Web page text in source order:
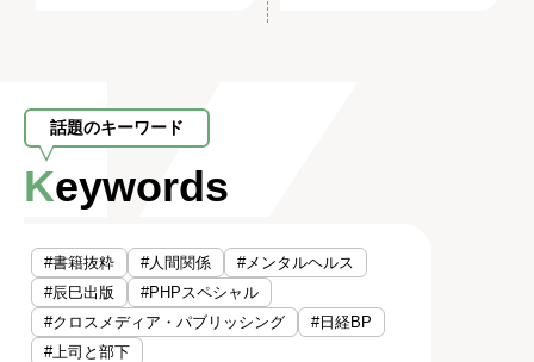
話題のキーワード
Keywords
#書籍抜粋 #人間関係
#メンタルヘルス
#辰巳出版
#PHPスペシャル
#クロスメディア・パブリッシング
#日経BP
#上司と部下